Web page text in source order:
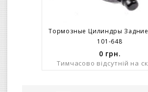
101-648
0 грн.
Тимчасово відсутній на